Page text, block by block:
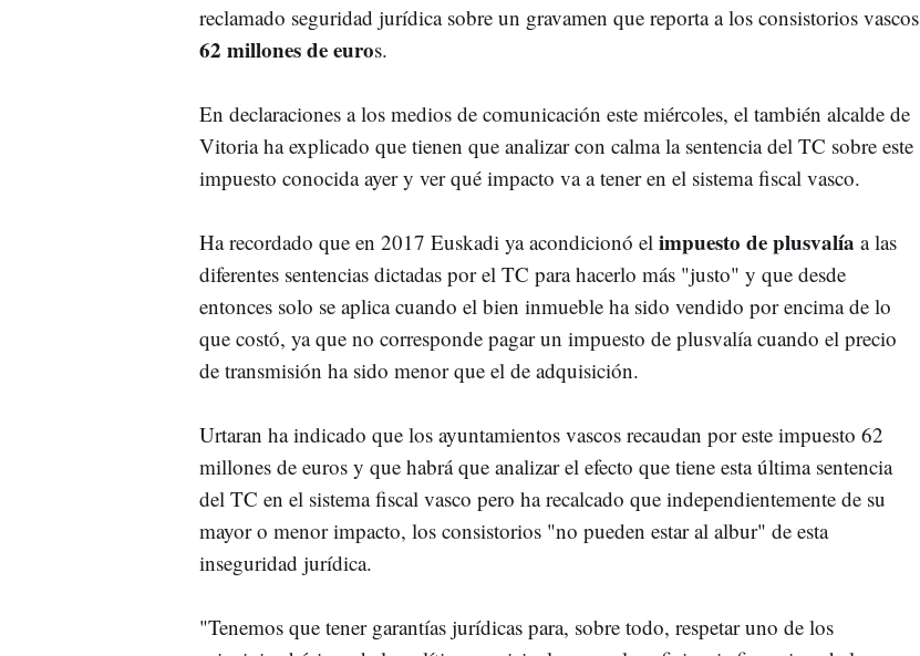
reclamado seguridad jurídica sobre un gravamen que reporta a los consistorios vascos
62 millones de euros.
En declaraciones a los medios de comunicación este miércoles, el también alcalde de
Vitoria ha explicado que tienen que analizar con calma la sentencia del TC sobre este
impuesto conocida ayer y ver qué impacto va a tener en el sistema fiscal vasco.
Ha recordado que en 2017 Euskadi ya acondicionó el impuesto de plusvalía a las
diferentes sentencias dictadas por el TC para hacerlo más "justo" y que desde
entonces solo se aplica cuando el bien inmueble ha sido vendido por encima de lo
que costó, ya que no corresponde pagar un impuesto de plusvalía cuando el precio
de transmisión ha sido menor que el de adquisición.
Urtaran ha indicado que los ayuntamientos vascos recaudan por este impuesto 62
millones de euros y que habrá que analizar el efecto que tiene esta última sentencia
del TC en el sistema fiscal vasco pero ha recalcado que independientemente de su
mayor o menor impacto, los consistorios "no pueden estar al albur" de esta
inseguridad jurídica.
"Tenemos que tener garantías jurídicas para, sobre todo, respetar uno de los